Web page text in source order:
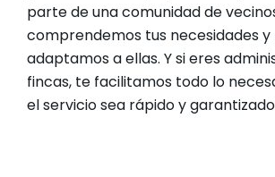
parte de una comunidad de
comprendemos tus necesidades y
adaptamos a ellas. Y si eres
fincas, te facilitamos todo lo
el servicio sea rápido y